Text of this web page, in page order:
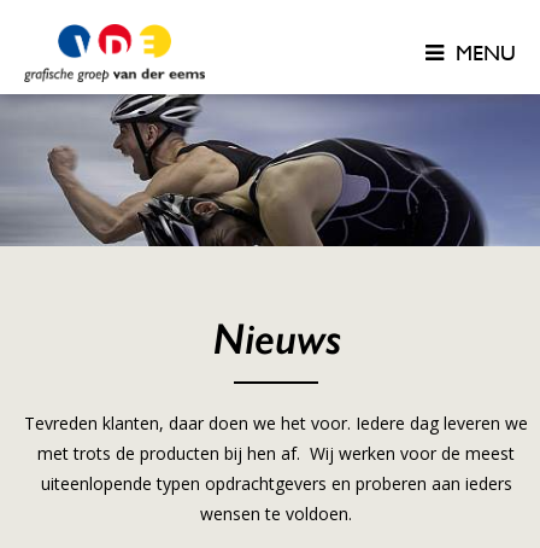
MENU
Nieuws
Tevreden klanten, daar doen we het voor. Iedere dag leveren we
met trots de producten bij hen af. Wij werken voor de meest
uiteenlopende typen opdrachtgevers en proberen aan ieders
wensen te voldoen.